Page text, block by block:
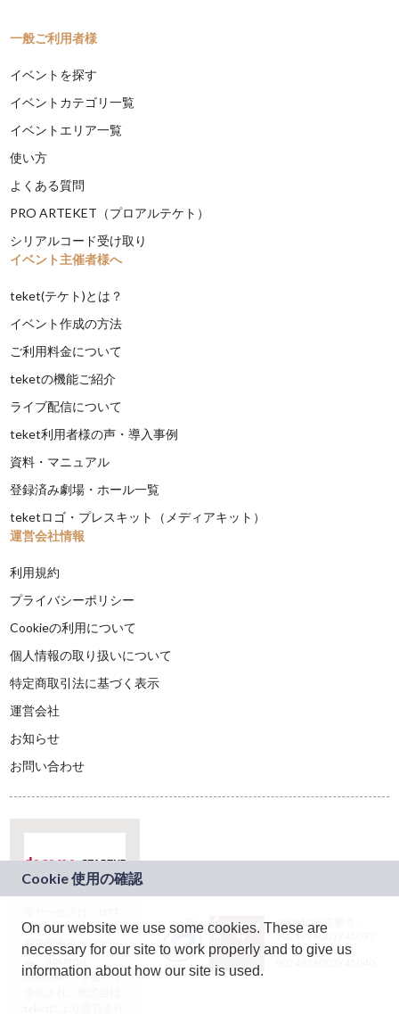
一般ご利用者様
イベントを探す
イベントカテゴリ一覧
イベントエリア一覧
使い方
よくある質問
PRO ARTEKET（プロアルテケト）
シリアルコード受け取り
イベント主催者様へ
teket(テケト)とは？
イベント作成の方法
ご利用料金について
teketの機能ご紹介
ライブ配信について
teket利用者様の声・導入事例
資料・マニュアル
登録済み劇場・ホール一覧
teketロゴ・プレスキット（メディアキット）
運営会社情報
利用規約
プライバシーポリシー
Cookieの利用について
個人情報の取り扱いについて
特定商取引法に基づく表示
運営会社
お知らせ
お問い合わせ
ドコモグループの新
規事業創出プログラ
ム「docomo
STARTUP」を通じて
JASRAC許諾番号：
9024936001Y45037
JASRAC許諾番号：
On our website we use some cookies. These are
necessary for our site to work properly and to give us
information about how our site is used.